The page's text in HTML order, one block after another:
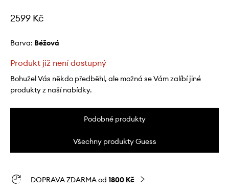
2599 Kč
Barva: béžová
Produkt již není dostupný
Bohužel Vás někdo předběhl, ale možná se Vám zalíbí jiné
produkty z naší nabídky.
Podobné produkty
Všechny produkty Guess
DOPRAVA ZDARMA od 1800 Kč